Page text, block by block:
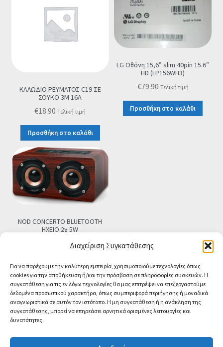
Διαχείριση Συγκατάθεσης
Για να παρέχουμε την καλύτερη εμπειρία, χρησιμοποιούμε τεχνολογίες όπως
cookies για την αποθήκευση ή/και την πρόσβαση σε πληροφορίες συσκευών. Η
συγκατάθεση για τις εν λόγω τεχνολογίες θα μας επιτρέψει να επεξεργαστούμε
δεδομένα προσωπικού χαρακτήρα, όπως συμπεριφορά περιήγησης ή μοναδικά
αναγνωριστικά σε αυτόν τον ιστότοπο. Η μη συγκατάθεση ή η ανάκληση της
συγκατάθεσης, μπορεί να επηρεάσει αρνητικά ορισμένες λειτουργίες και
δυνατότητες.
ΚΑΛΩΔΙΟ ΡΕΥΜΑΤΟΣ C19 ΣΕ
ΣΟΥΚΟ 3M 16A
€18.90 Τελική τιμή
Προσθήκη στο καλάθι
LG Οθόνη 15,6” slim 40pin 15.6″
HD (LP156WH3)
€79.90 Τελική τιμή
Προσθήκη στο καλάθι
NOD CONCERTO BLUETOOTH
ΗΧΕΙΟ 2χ 5W
Τελική τιμή
Προσθήκη στο καλάθι
© CA-MICROLAND 2026